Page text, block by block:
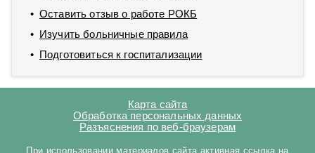
Оставить отзыв о работе РОКБ
Изучить больничные правила
Подготовиться к госпитализации
Карта сайта
Обработка персональных данных
Разъяснения по веб-браузерам
При использовании материалов сайта активная ссылка на